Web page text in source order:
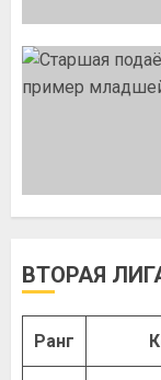
ВТОРАЯ
Ранг